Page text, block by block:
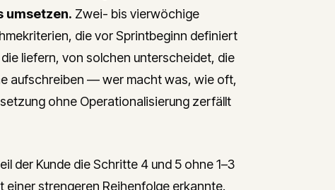
umsetzen. Zwei- bis vierwöchige
die vor Sprintbeginn definiert
liefern, von solchen unterscheidet, die
aufschreiben — wer macht was, wie oft,
ohne Operationalisierung zerfällt
der Kunde die Schritte 4 und 5 ohne 1–3
strengeren Reihenfolge erkannte.